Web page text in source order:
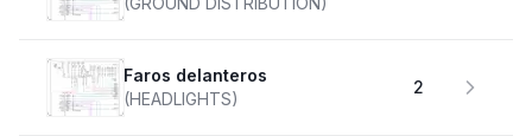
faros delanteros
(HEADLIGHTS)
2